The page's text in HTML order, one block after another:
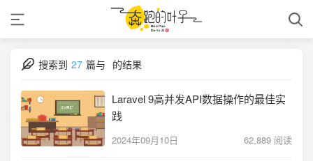
搜索到 27 篇与 的结果
Laravel 9高并发API数据操作的最佳实
践
2024年09月10日 62,889 阅读